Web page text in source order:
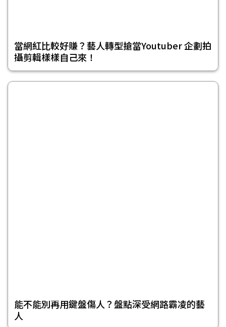
當網紅比較好賺？藝人轉型搶當Youtuber 企劃拍
攝剪輯樣樣自己來！
能不能別再用鍵盤傷人？盤點深受網路霸凌的藝
人